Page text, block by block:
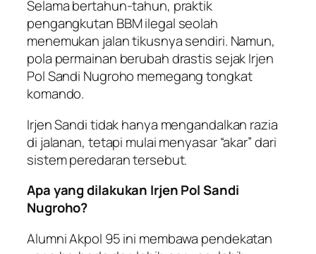
Selama bertahun-tahun, praktik
pengangkutan BBM ilegal seolah
menemukan jalan tikusnya sendiri. Namun,
pola permainan berubah drastis sejak Irjen
Pol Sandi Nugroho memegang tongkat
komando.
Irjen Sandi tidak hanya mengandalkan razia
di jalanan, tetapi mulai menyasar “akar” dari
sistem peredaran tersebut.
Apa yang dilakukan Irjen Pol Sandi
Nugroho?
Alumni Akpol 95 ini membawa pendekatan